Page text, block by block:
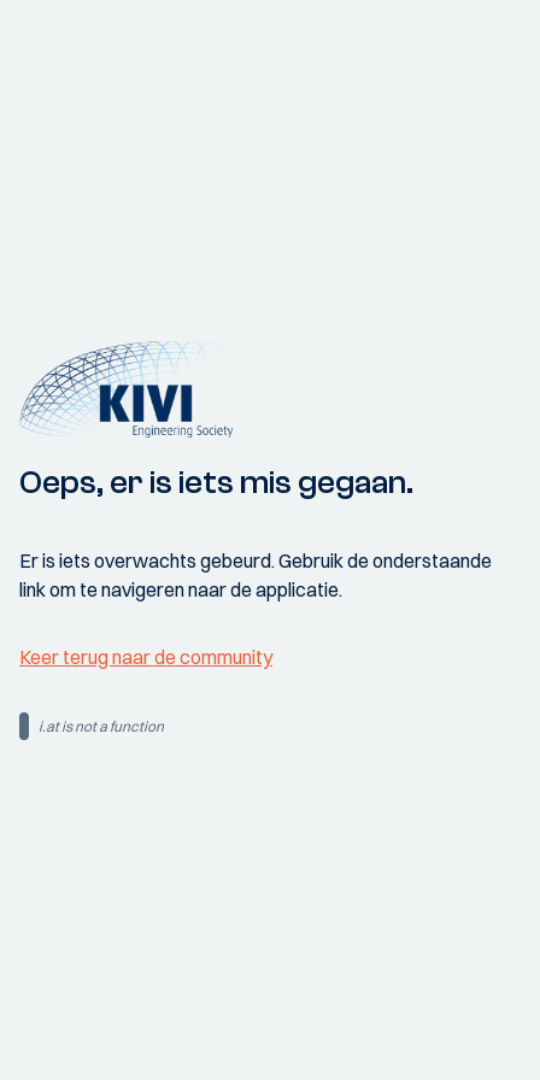
Oeps, er is iets mis gegaan.
Er is iets overwachts gebeurd. Gebruik de onderstaande
link om te navigeren naar de applicatie.
Keer terug naar de community
i.at is not a function